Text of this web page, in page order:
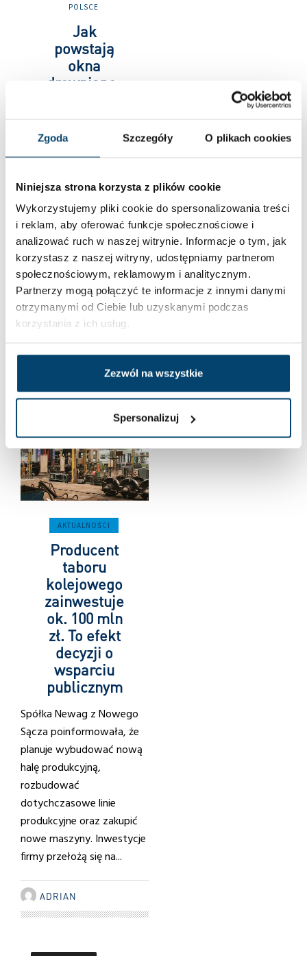
Zgoda Szczegóły O plikach cookies
Niniejsza strona korzysta z plików cookie
Wykorzystujemy pliki cookie do spersonalizowania treści
i reklam, aby oferować funkcje społecznościowe i
analizować ruch w naszej witrynie. Informacje o tym, jak
korzystasz z naszej witryny, udostępniamy partnerom
społecznościowym, reklamowym i analitycznym.
Partnerzy mogą połączyć te informacje z innymi danymi
otrzymanymi od Ciebie lub uzyskanymi podczas
korzystania z ich usług.
Zezwól na wszystkie
Spersonalizuj
POLSCE
Jak
powstają
okna
drewniano-
Zobaczcie
Firma FAKRO z Nowego
Sącza to jeden z tych
producentów, który
reklamuje solidność polskiej
marki. Dlatego okna z
Sądecczyzny sprzedają się
w pięćdziesięciu krajach na
całym świecie. Aby...
AKTUALNOŚCI
Producent
taboru
kolejowego
zainwestuje
ok. 100 mln
zł. To efekt
decyzji o
wsparciu
publicznym
Spółka Newag z Nowego
Sącza poinformowała, że
planuje wybudować nową
halę produkcyjną,
rozbudować
dotychczasowe linie
produkcyjne oraz zakupić
nowe maszyny. Inwestycje
firmy przełożą się na...
ADRIAN